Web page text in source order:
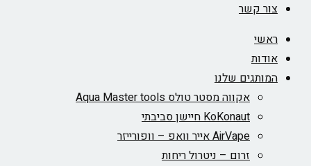
צור קשר
ראשי
אודות
המותגים שלנו
אקווה מסטר טולס Aqua Master tools
KoKonaut חיישן סביבתי
AirVape אייר וואפ – וופורייזר
זרום – ניטרול ריחות